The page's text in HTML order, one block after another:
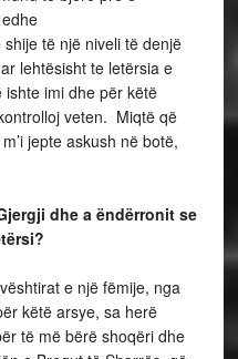
të një niveli të denjë
lehtësisht te letërsia e
imi dhe për këtë
veten. Miqtë që
jepte askush në botë,
dhe a ëndërronit se
e një fëmije, nga
këtë arsye, sa herë
të më bërë shoqëri dhe